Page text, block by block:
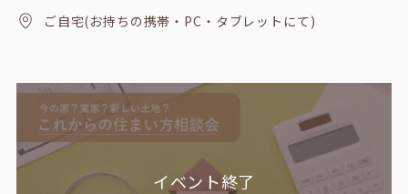
ご自宅(お持ちの携帯・PC・タブレットにて)
イベント終了